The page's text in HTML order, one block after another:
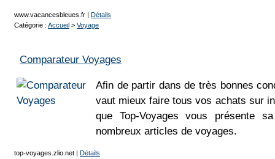
www.vacancesbleues.fr | Détails
Catégorie : Accueil > Voyage
Comparateur Voyages
Afin de partir dans de très bonnes
vaut mieux faire tous vos achats sur
que Top-Voyages vous présente
nombreux articles de voyages.
top-voyages.zlio.net | Détails